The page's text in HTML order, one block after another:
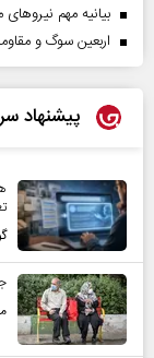
بیانیه مهم
اربعین سوگ و
پیشنهاد